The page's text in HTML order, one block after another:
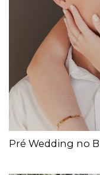
Pré Wedding no